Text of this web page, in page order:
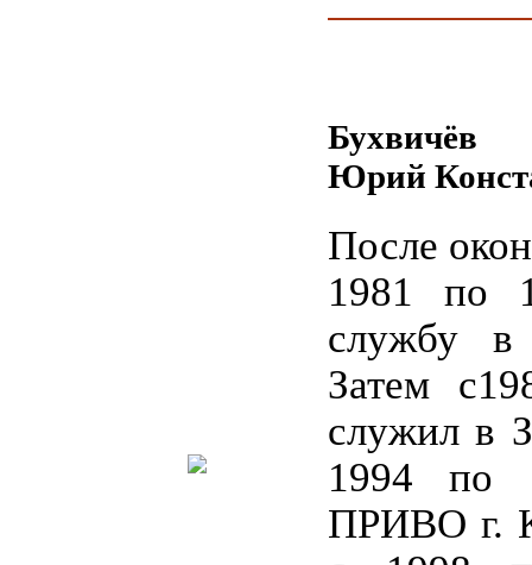
Бухвичёв
Юрий
После
1981 по
службу
Затем
служил в
1994 по
ПРИВО г.